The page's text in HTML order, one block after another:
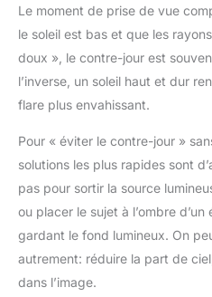
Le moment de prise de vue
le soleil est bas et que les
doux », le contre-jour est
l’inverse, un soleil haut et dur
flare plus envahissant.
Pour « éviter le contre-jour »
solutions les plus rapides sont
pas pour sortir la source
ou placer le sujet à l’ombre
gardant le fond lumineux. On
autrement: réduire la part de
dans l’image.